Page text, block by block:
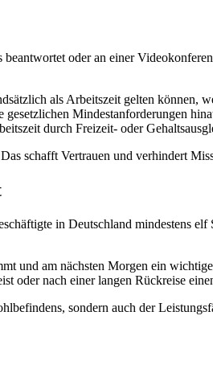
oder an einer
als Arbeitszeit gelten können,
Mindestanforderungen
durch Freizeit- oder
schafft Vertrauen und verhindert
in Deutschland mindestens
und am nächsten Morgen ein
oder nach einer langen Rückreise
sondern auch der